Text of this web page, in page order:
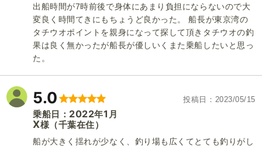
出船時間が7時前後で身体にあまり負担にならないので大
変良く時間てきにもちょうど良かった。 船長が東京湾の
タチウオポイントを親身になって探して頂きタチウオの釣
果は良く無かったが船長が優しいくまた乗船したいと思っ
た。
5.0 投稿日 2023/05/15
乗船日： 2022年1 月
X様 （千葉在住）
船が大きく揺れが少なく、釣り場も広くてとても釣りがし